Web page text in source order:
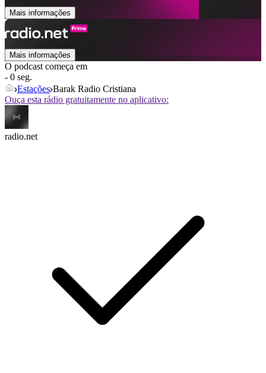
Mais informações
Mais informações
O podcast começa em
- 0 seg.
Estações Barak Radio Cristiana
Ouça esta rádio gratuitamente no aplicativo:
radio.net